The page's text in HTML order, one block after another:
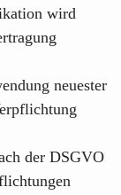
wird
neuester
der DSGVO